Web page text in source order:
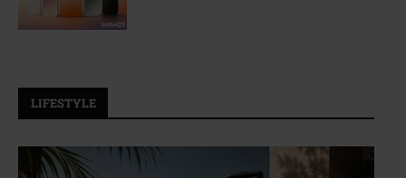
LIFESTYLE